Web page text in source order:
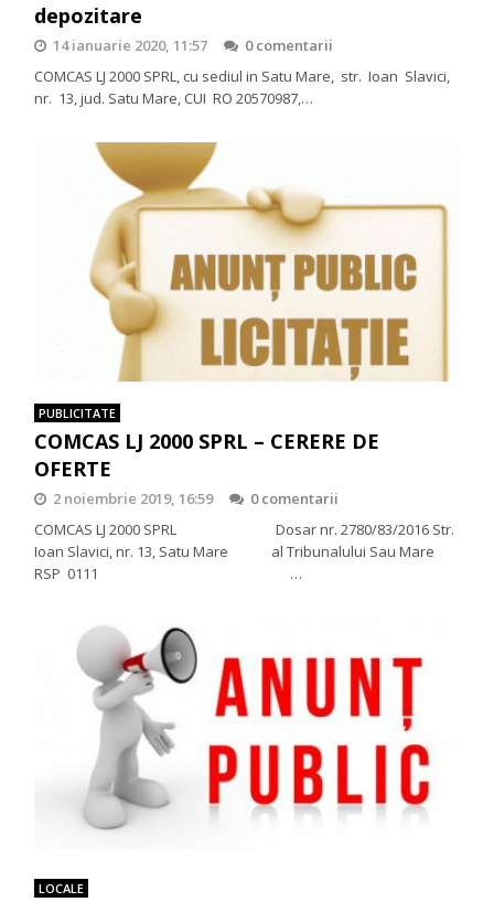
depozitare
14 ianuarie 2020, 11:57
0 comentarii
COMCAS LJ 2000 SPRL, cu sediul in Satu Mare, str. Ioan Slavici,
nr. 13, jud. Satu Mare, CUI RO 20570987,…
PUBLICITATE
COMCAS LJ 2000 SPRL – CERERE DE
OFERTE
2 noiembrie 2019, 16:59
0 comentarii
COMCAS LJ 2000 SPRL Dosar nr. 2780/83/2016 Str.
Ioan Slavici, nr. 13, Satu Mare al Tribunalului Sau Mare
RSP 0111 …
LOCALE